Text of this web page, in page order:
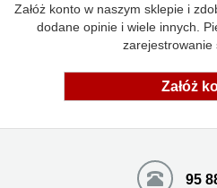
Załóż konto w naszym sklepie i
dodane opinie i wiele innych.
zarejestrowanie
Załóż
95